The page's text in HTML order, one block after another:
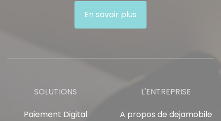
En savoir plus
SOLUTIONS
Paiement Digital
L'ENTREPRISE
A propos de dejamobile